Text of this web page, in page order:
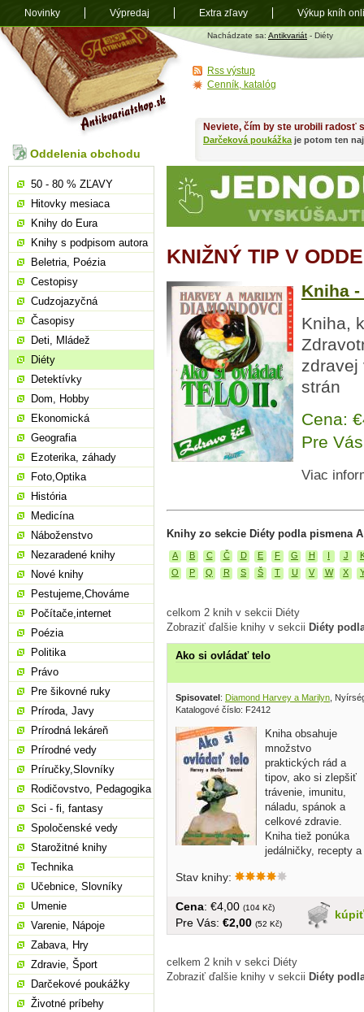
Antikvariát
shop.sk
Nachádzate sa: Antikvariát - Diéty
KNIŽNÝ TIP V
Kniha
Kniha,
zdravej
strán
Cena:
Pre
Viac
Knihy zo sekcie Diéty podla pismena
A B C Č D E F G H I J
O
P Q R S Š T U V W X
celkom 2 knih v sekcii Diéty
Zobraziť ďalšie knihy v sekcii Diéty
Ako si ovládať telo
Spisovatel: Diamond Harvey a Marilyn ,
Katalogové číslo: F2412
Kniha obsahuje
množstvo
praktických rád a
tipov, ako si zlepšiť
trávenie, imunitu,
náladu, spánok a
celkové zdravie.
Kniha tiež ponúka
jedálničky, recepty a
Stav knihy:
kúpiť
Cena: €4,00 (104 Kč)
Pre Vás: €2,00 (52 Kč)
celkem 2 knih v sekci Diéty
Zobraziť ďalšie knihy v sekcii Diéty
Neviete, čím by ste urobili radosť
Darčeková poukážka je potom ten
Oddelenia obchodu
50 - 80 % ZĽAVY
Hitovky mesiaca
Knihy do Eura
Knihy s podpisom autora
Beletria, Poézia
Cestopisy
Cudzojazyčná
Časopisy
Deti, Mládež
Diéty
Detektívky
Dom, Hobby
Ekonomická
Geografia
Ezoterika, záhady
Foto,Optika
História
Medicína
Náboženstvo
Nezaradené knihy
Nové knihy
Pestujeme,Chováme
Počítače,internet
Poézia
Politika
Právo
Pre šikovné ruky
Príroda, Javy
Prírodná lekáreň
Prírodné vedy
Príručky,Slovníky
Rodičovstvo, Pedagogika
Sci - fi, fantasy
Spoločenské vedy
Starožitné knihy
Technika
Učebnice, Slovníky
Umenie
Varenie, Nápoje
Zabava, Hry
Zdravie, Šport
Darčekové poukážky
Životné príbehy
Rss výstup
Cenník, katalóg
Novinky Výpredaj Extra zľavy Výkup kníh